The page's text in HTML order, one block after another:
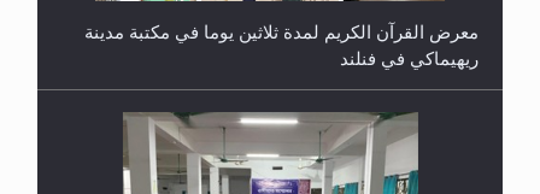
معرض القرآن الكريم لمدة ثلاثين يوما في مكتبة مدينة
ريهيماكي في فنلند